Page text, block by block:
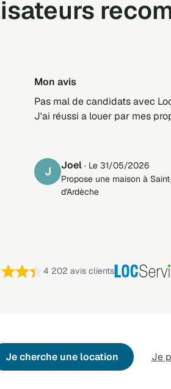
Mon avis
Pas mal de candidats avec
J'ai réussi a louer par mes
J Joel · Le 31/05/2026
Propose une maison à
d'Ardèche
Note : 4,4 sur 5 —
4 202 avis clients
Je cherche une location Je